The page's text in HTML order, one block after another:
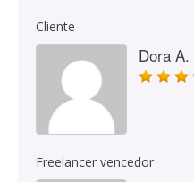
Cliente
Dora A.
Freelancer vencedor